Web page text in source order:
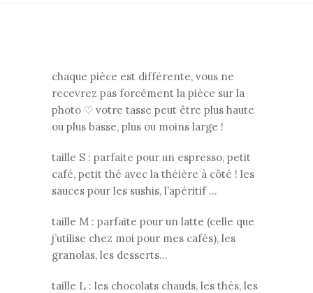
chaque pièce est différente, vous ne
recevrez pas forcément la pièce sur la
photo ♡ votre tasse peut être plus haute
ou plus basse, plus ou moins large !
taille S : parfaite pour un espresso, petit
café, petit thé avec la théière à côté ! les
sauces pour les sushis, l’apéritif …
taille M : parfaite pour un latte (celle que
j’utilise chez moi pour mes cafés), les
granolas, les desserts…
taille L : les chocolats chauds, les thés, les